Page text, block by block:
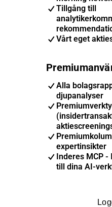
Tillgång till
Vårt eget
Alla
djupanalyser
expertinsikter
Inderes MCP
till dina AI-